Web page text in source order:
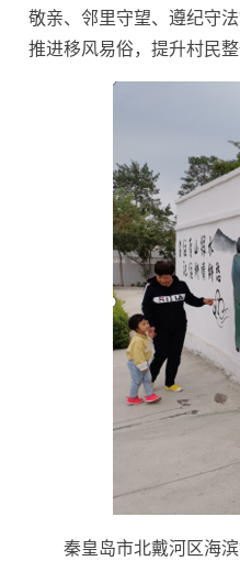
敬亲、邻里守望、遵纪守
推进移风易俗，提升村民
秦皇岛市北戴河区海